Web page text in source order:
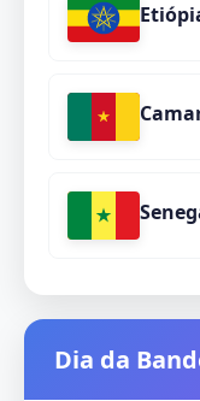
Dia da